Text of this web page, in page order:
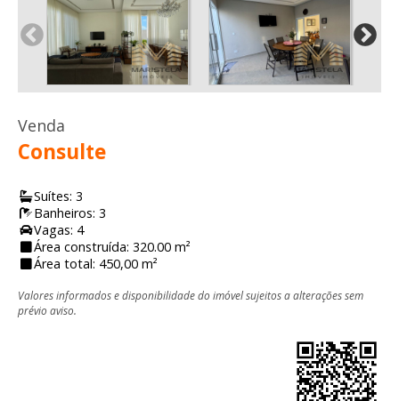
Venda
Consulte
Suítes: 3
Banheiros: 3
Vagas: 4
Área construída: 320.00 m²
Área total: 450,00 m²
Valores informados e disponibilidade do imóvel sujeitos a alterações sem
prévio aviso.